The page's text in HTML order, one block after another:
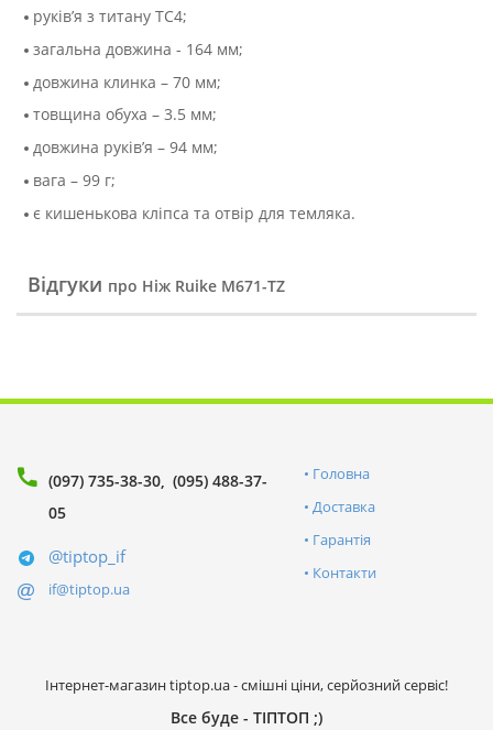
руків’я з титану ТС4;
загальна довжина - 164 мм;
довжина клинка – 70 мм;
товщина обуха – 3.5 мм;
довжина руків’я – 94 мм;
вага – 99 г;
є кишенькова кліпса та отвір для темляка.
Відгуки про Ніж Ruike M671-TZ
(097) 735-38-30 (095) 488-37-
05
@tiptop_if
if@tiptop.ua
Головна
Доставка
Гарантія
Контакти
Інтернет-магазин tiptop.ua - смішні ціни, серйозний сервіс!
Все буде - ТІПТОП ;)